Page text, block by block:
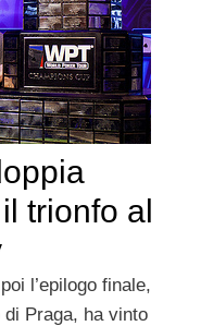
trionfo al
l’epilogo finale,
Praga, ha vinto